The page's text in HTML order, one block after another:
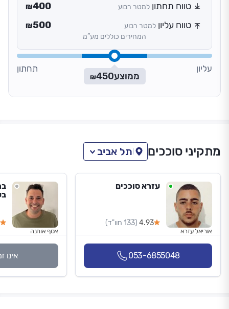
טווח תחתון למטר רבוע ₪400
טווח עליון למטר רבוע ₪500
המחירים כוללים מע”מ
עליון
ממוצע ₪450
תחתון
מתקיני סוככים תל אביב
עזרא סוככים
4.93 (133 חוו"ד)
אוריאל עזרא
053-6855048
אסף אוחנה
אינו